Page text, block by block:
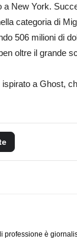
New York.
categoria di
506 milioni di
oltre il grande
ispirato a Ghost,
professione è